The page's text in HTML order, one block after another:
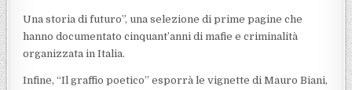
Una storia di futuro”, una selezione di prime pagine che
hanno documentato cinquant’anni di mafie e criminalità
organizzata in Italia.
Infine, “Il graffio poetico” esporrà le vignette di Mauro Biani,